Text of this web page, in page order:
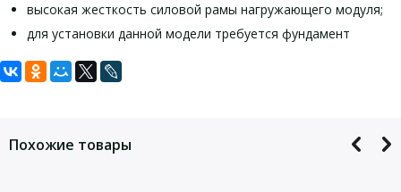
высокая жесткость силовой рамы нагружающего модуля;
для установки данной модели требуется фундамент
Разрывная гидравлическая машина РГМ-600
Наибольшая предельная нагрузка, кН
Определяемая нагрузка, кН
Разрывная гидравлическая машина РГМ-600 комплект
№
п/
Наименование
описание
Разрывная гидравлическая машина РГМ-600
захваты предназначены для
Сертификат о признании утверждения типа СИ в
Задать вопрос
Похожие товары